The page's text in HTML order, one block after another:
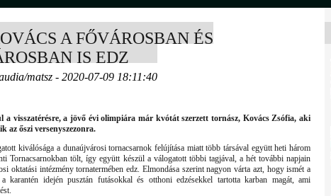
A FŐVÁROSBAN ÉS
IS EDZ
matsz - 2020-07-09 18:11:40
a visszatérésre, a jövő évi olimpiára már kvótát szerzett tornász, Kovács Zsófia, aki
az őszi versenyszezonra.
kiválósága a dunaújvárosi tornacsarnok felújítása miatt több társával együtt heti három
Tornacsarnokban tölt, így együtt készül a válogatott többi tagjával, a hét további napjain
oktatási intézmény tornatermében edz. Elmondása szerint nagyon várta azt, hogy ismét a
karantén idején pusztán futásokkal és otthoni edzésekkel tartotta karban magát, ami